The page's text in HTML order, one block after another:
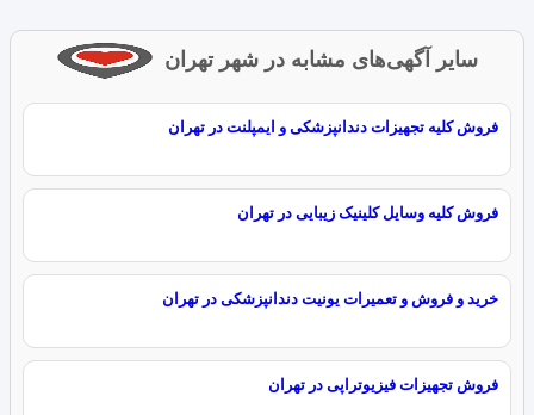
سایر آگهی‌های مشابه در شهر تهران
فروش کلیه تجهیزات دندانپزشکی و ایمپلنت در تهران
فروش کلیه وسایل کلینیک زیبایی در تهران
خرید و فروش و تعمیرات یونیت دندانپزشکی در تهران
فروش تجهیزات فیزیوتراپی در تهران